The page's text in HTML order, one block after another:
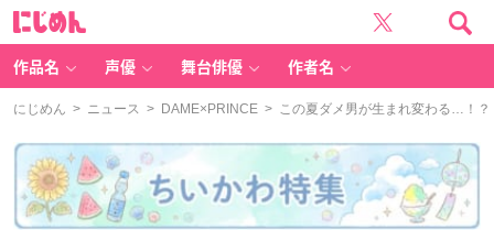
作品名 声優 舞台俳優 作者名
にじめん > ニュース > DAME×PRINCE > この夏ダメ男が生まれ変わる…！？